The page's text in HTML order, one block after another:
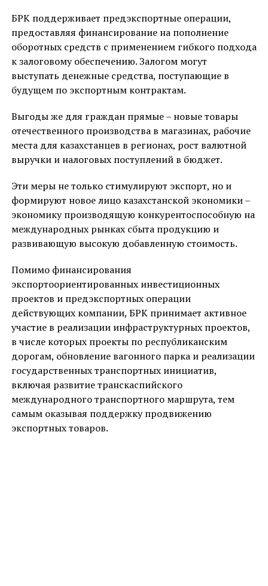
БРК поддерживает предэкспортные операции,
предоставляя финансирование на пополнение
оборотных средств с применением гибкого подхода
к залоговому обеспечению. Залогом могут
выступать денежные средства, поступающие в
будущем по экспортным контрактам.
Выгоды же для граждан прямые – новые товары
отечественного производства в магазинах, рабочие
места для казахстанцев в регионах, рост валютной
выручки и налоговых поступлений в бюджет.
Эти меры не только стимулируют экспорт, но и
формируют новое лицо казахстанской экономики –
экономику производящую конкурентоспособную на
международных рынках сбыта продукцию и
развивающую высокую добавленную стоимость.
Помимо финансирования
экспортоориентированных инвестиционных
проектов и предэкспортных операции
действующих компании, БРК принимает активное
участие в реализации инфраструктурных проектов,
в числе которых проекты по республиканским
дорогам, обновление вагонного парка и реализации
государственных транспортных инициатив,
включая развитие транскаспийского
международного транспортного маршрута, тем
самым оказывая поддержку продвижению
экспортных товаров.